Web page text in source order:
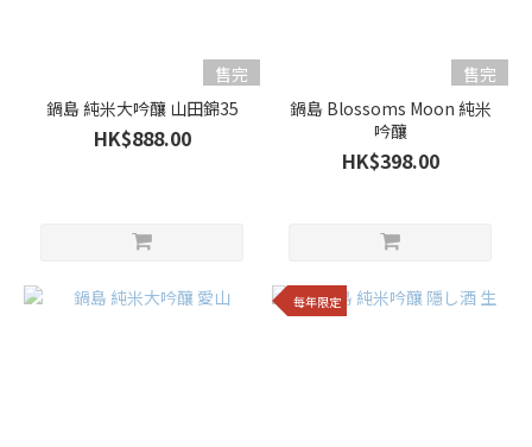
售完
鍋島 純米大吟釀 山田錦35
HK$888.00
售完
鍋島 Blossoms Moon 純米
吟釀
HK$398.00
每年限定